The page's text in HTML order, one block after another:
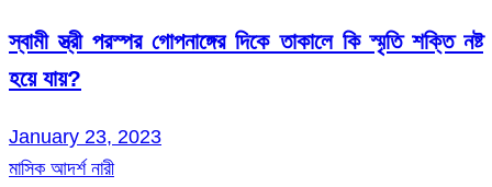
স্বামী স্ত্রী পরস্পর গোপনাঙ্গের দিকে তাকালে কি স্মৃতি শক্তি নষ্ট
হয়ে যায়?
January 23, 2023
মাসিক আদর্শ নারী